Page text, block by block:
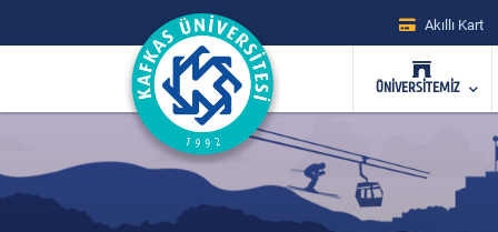
Akıllı Kart
ÜNİVERSİTEMİZ